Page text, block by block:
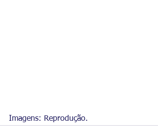
Imagens: Reprodução.